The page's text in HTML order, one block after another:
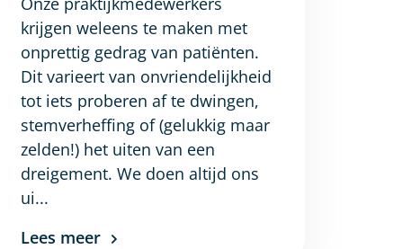
krijgen weleens te maken met
onprettig gedrag van patiënten.
Dit varieert van onvriendelijkheid
tot iets proberen af te dwingen,
stemverheffing of (gelukkig maar
zelden!) het uiten van een
dreigement. We doen altijd ons
ui...
Lees meer